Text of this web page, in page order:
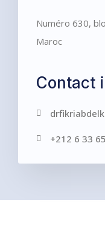
Numéro 630,
Maroc
Contact
+212 6 33